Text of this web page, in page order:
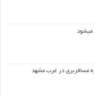
میشود
مسافربری در غرب مشهد